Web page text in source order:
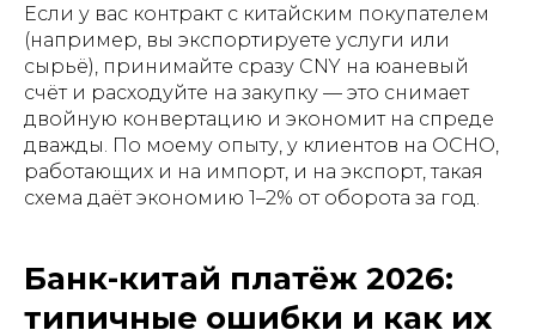
Если у вас контракт с китайским покупателем
(например, вы экспортируете услуги или
сырьё), принимайте сразу CNY на юаневый
счёт и расходуйте на закупку — это снимает
двойную конвертацию и экономит на спреде
дважды. По моему опыту, у клиентов на ОСНО,
работающих и на импорт, и на экспорт, такая
схема даёт экономию 1–2% от оборота за год.
Банк-китай платёж 2026:
типичные ошибки и как их